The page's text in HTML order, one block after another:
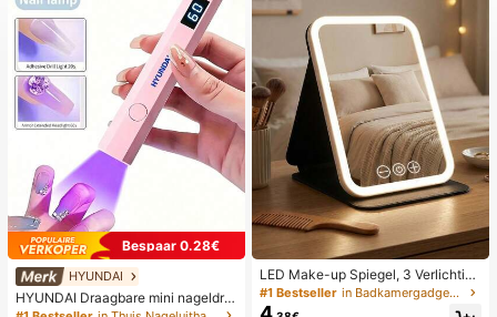
Bespaar 0.28€
HYUNDAI
HYUNDAI Draagbare mini nageldro
ger, oplaadbare handlamp UV/LED
LED Make-up Spiegel, 3 Verlichting
smodi, Verstelbare Helderheid, Draa
gbaar Vouwbaar Ontwerp, Geschikt
#1 Bestseller in Badkamergadgets die favoriet zijn bij klanten B